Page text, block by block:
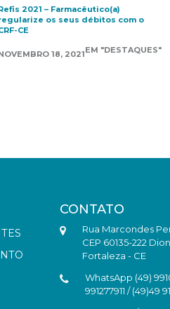
2021 – Farmacêutico(a)
os seus débitos com o
CE
18, 2021EM "DESTAQUES"
CONTATO
Rua Marcondes
CEP 60135-222
Fortaleza - CE
WhatsApp (49)
991277911 / (49)49